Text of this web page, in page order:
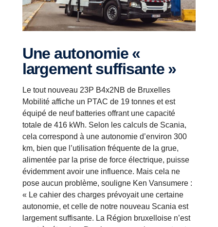
Une autonomie «
largement suffisante »
Le tout nouveau 23P B4x2NB de Bruxelles
Mobilité affiche un PTAC de 19 tonnes et est
équipé de neuf batteries offrant une capacité
totale de 416 kWh. Selon les calculs de Scania,
cela correspond à une autonomie d’environ 300
km, bien que l’utilisation fréquente de la grue,
alimentée par la prise de force électrique, puisse
évidemment avoir une influence. Mais cela ne
pose aucun problème, souligne Ken Vansumere :
« Le cahier des charges prévoyait une certaine
autonomie, et celle de notre nouveau Scania est
largement suffisante. La Région bruxelloise n’est